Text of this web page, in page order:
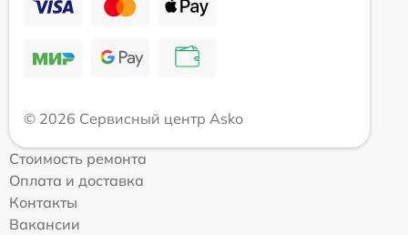
© 2026 Сервисный центр Asko
Стоимость ремонта
Оплата и доставка
Контакты
Вакансии